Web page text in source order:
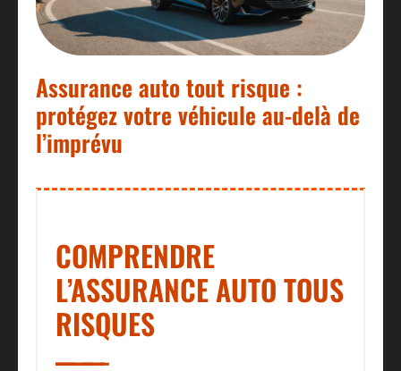
Assurance auto tout risque :
protégez votre véhicule au-delà de
l’imprévu
COMPRENDRE
L’ASSURANCE AUTO TOUS
RISQUES